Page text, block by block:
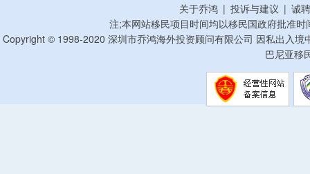
关于乔鸿 | 投诉与建议 | 诚
注;本网站移民项目时间均以移民国政府批准
Copyright © 1998-2020 深圳市乔鸿海外投资顾问有限公司 因私出入
巴尼亚移